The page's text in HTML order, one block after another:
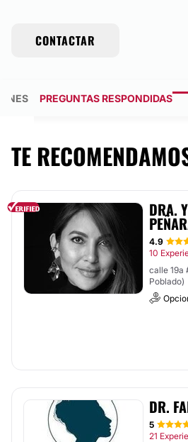
CONTACTAR
PREGUNTAS RESPONDIDAS
TE
DRA.
4.9
10
calle 19a
Poblado)
DR.
5
21